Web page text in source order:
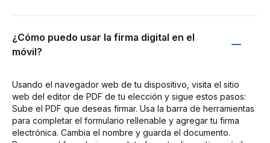
¿Cómo puedo usar la firma digital en el
móvil?
Usando el navegador web de tu dispositivo, visita el sitio
web del editor de PDF de tu elección y sigue estos pasos:
Sube el PDF que deseas firmar. Usa la barra de herramientas
para completar el formulario rellenable y agregar tu firma
electrónica. Cambia el nombre y guarda el documento.